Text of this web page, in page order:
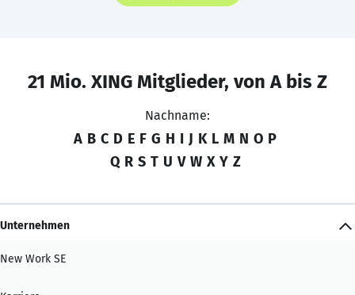
21 Mio. XING Mitglieder, von A bis Z
Nachname:
A B C D E F G H I J K L M N O P
Q R S T U V W X Y Z
Unternehmen
New Work SE